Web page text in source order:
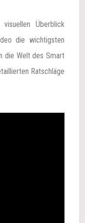
Überblick
die wichtigsten
die Welt des Smart
Ratschläge